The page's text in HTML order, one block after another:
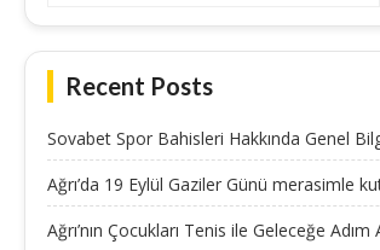
Recent Posts
Sovabet Spor Bahisleri Hakkında Genel
Ağrı’da 19 Eylül Gaziler Günü merasimle
Ağrı’nın Çocukları Tenis ile Geleceğe Adım